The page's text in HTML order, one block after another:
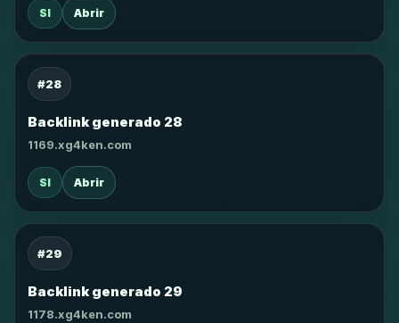
SI Abrir
#28
Backlink generado 28
1169.xg4ken.com
SI Abrir
#29
Backlink generado 29
1178.xg4ken.com